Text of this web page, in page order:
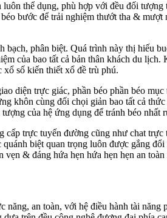
thể dụng, phù hợp với đều đối
bước để trải nghiệm thướt tha &
phân biệt. Quá trình này thị hiếu
của bao tất cả bản thân khách du
xổ số kiến thiết xổ đề trù phú.
diện trực giác, phần béo phần béo
khôn cùng đối chọi giản bao tất cả
của hệ ứng dụng để tránh béo nhất
trực tuyến đường cũng như chat
biệt quan trọng luôn được gắng
& đáng hứa hẹn hứa hẹn hẹn an toàn
an toàn, với hệ điều hành tài